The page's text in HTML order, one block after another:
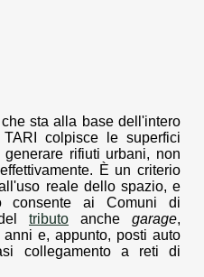
sta alla base dell'intero
colpisce le superfici
rifiuti urbani, non
È un criterio
reale dello spazio, e
consente ai Comuni di
tributo anche garage,
e, appunto, posti auto
collegamento a reti di